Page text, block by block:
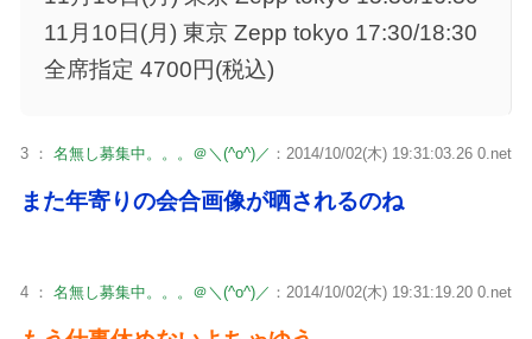
11月10日(月) 東京 Zepp tokyo 17:30/18:30
全席指定 4700円(税込)
3 ： 名無し募集中。。。＠＼(^o^)／ ：2014/10/02(木) 19:31:03.26 0.net
また年寄りの会合画像が晒されるのね
4 ： 名無し募集中。。。＠＼(^o^)／ ：2014/10/02(木) 19:31:19.20 0.net